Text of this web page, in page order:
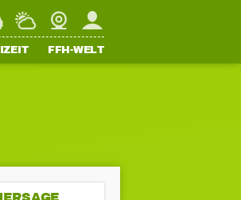
WetterWebcamMein FFH
FFH-WELT